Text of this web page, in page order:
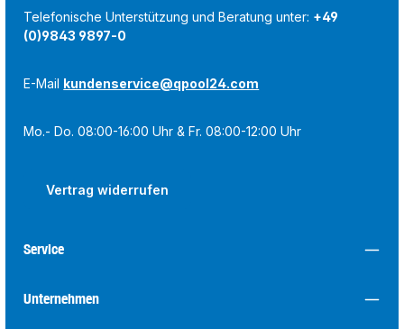
Telefonische Unterstützung und Beratung unter: +49
(0)9843 9897-0
E-Mail kundenservice@qpool24.com
Mo.- Do. 08:00-16:00 Uhr & Fr. 08:00-12:00 Uhr
Vertrag widerrufen
Service
Unternehmen